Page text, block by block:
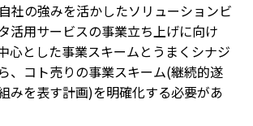
社の強みを活かしたソリューションビ
活用サービスの事業立ち上げに向け
心とした事業スキームとうまくシナジ
、コト売りの事業スキーム(継続的遂
みを表す計画)を明確化する必要があ